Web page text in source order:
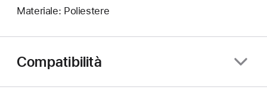
Materiale: Poliestere
Compatibilità